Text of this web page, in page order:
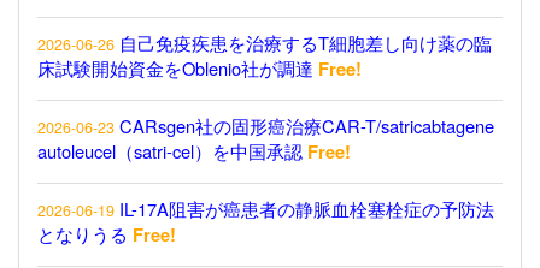
2026-06-26 自己免疫疾患を治療するT細胞差し向け薬の臨
床試験開始資金をOblenio社が調達 Free!
2026-06-23 CARsgen社の固形癌治療CAR-T/satricabtagene
autoleucel（satri-cel）を中国承認 Free!
2026-06-19 IL-17A阻害が癌患者の静脈血栓塞栓症の予防法
となりうる Free!